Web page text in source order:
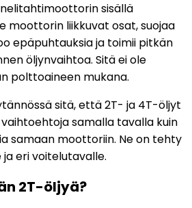
sisällä
moottorin liikkuvat osat, suojaa
epäpuhtauksia ja toimii pitkän
öljynvaihtoa. Sitä ei ole
polttoaineen mukana.
sitä, että 2T- ja 4T-öljyt
samalla tavalla kuin
samaan moottoriin. Ne on tehty
eri voitelutavalle.
2T-öljyä?